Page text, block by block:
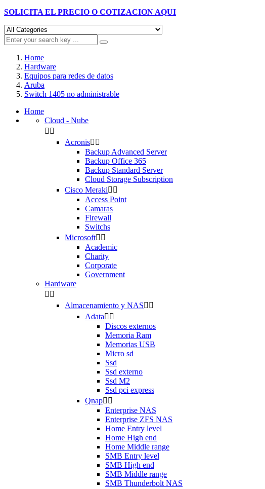
SOLICITA EL PRECIO O COTIZACION AQUI
Home
Hardware
Equipos para redes de datos
Aruba
Switch 1405 no administrable
Home
Cloud - Nube
 
Acronis 
Backup Advanced Server
Backup Office 365
Backup Standard Server
Cloud Storage Subscription
Cisco Meraki 
Access Point
Camaras
Firewall
Switchs
Microsoft 
Academic
Charity
Corporate
Government
Hardware
 
Almacenamiento y NAS 
Adata 
Discos externos
Memoria Ram
Memorias USB
Micro sd
Ssd
Ssd externo
Ssd M2
Ssd pci express
Qnap 
Enterprise NAS
Enterprise ZFS NAS
Home Entry level
Home High end
Home Middle range
SMB Entry level
SMB High end
SMB Middle range
SMB Thunderbolt NAS